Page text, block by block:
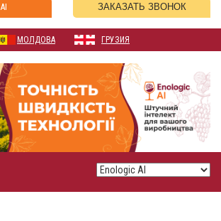
ЗАКАЗАТЬ ЗВОНОК
МОЛДОВА ГРУЗИЯ